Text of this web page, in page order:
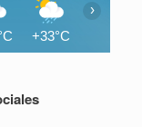
+33°C
›